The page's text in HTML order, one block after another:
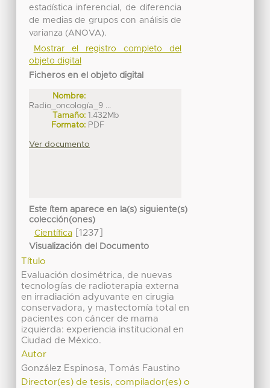
estadística inferencial, de diferencia
de medias de grupos con análisis de
varianza (ANOVA).
Mostrar el registro completo del
objeto digital
Ficheros en el objeto digital
Nombre:
Radio_oncología_9 ...
Tamaño: 1.432Mb
Formato: PDF
Ver documento
Este ítem aparece en la(s) siguiente(s)
colección(ones)
Científica[1237]
Visualización del Documento
Título
Evaluación dosimétrica, de nuevas
tecnologías de radioterapia externa
en irradiación adyuvante en cirugia
conservadora, y mastectomía total en
pacientes con cáncer de mama
izquierda: experiencia institucional en
Ciudad de México.
Autor
González Espinosa, Tomás Faustino
Director(es) de tesis, compilador(es) o